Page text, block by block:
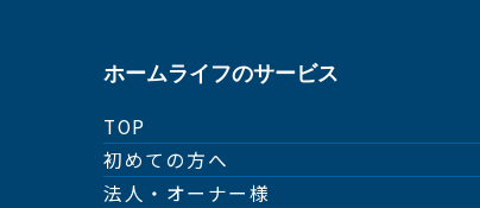
ホームライフのサービス
TOP
初めての方へ
法人・オーナー様